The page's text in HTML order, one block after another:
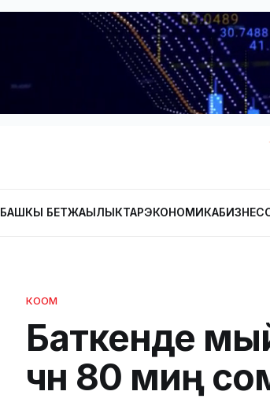
БАШКЫ БЕТЖАҢЫЛЫКТАРЭКОНОМИКАБИЗНЕС
КООМ
Баткенде
үчүн 80 миң